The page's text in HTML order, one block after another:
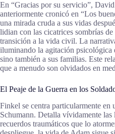
En “Gracias por su servicio”,
anteriormente cronicó en “Los
una mirada cruda a sus vidas
lidian con las cicatrices sombrías
transición a la vida civil. La
iluminando la agitación psicológica
sino también a sus familias. Este
que a menudo son olvidados en
El Peaje de la Guerra en los
Finkel se centra particularmente en
Schumann. Detalla vívidamente
recuerdos traumáticos que lo